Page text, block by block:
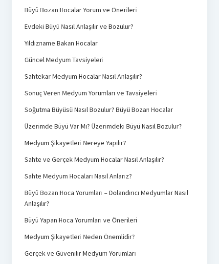
Büyü Bozan Hocalar Yorum ve Önerileri
Evdeki Büyü Nasıl Anlaşılır ve Bozulur?
Yıldızname Bakan Hocalar
Güncel Medyum Tavsiyeleri
Sahtekar Medyum Hocalar Nasıl Anlaşılır?
Sonuç Veren Medyum Yorumları ve Tavsiyeleri
Soğutma Büyüsü Nasıl Bozulur? Büyü Bozan Hocalar
Üzerimde Büyü Var Mı? Üzerimdeki Büyü Nasıl Bozulur?
Medyum Şikayetleri Nereye Yapılır?
Sahte ve Gerçek Medyum Hocalar Nasıl Anlaşılır?
Sahte Medyum Hocaları Nasıl Anlarız?
Büyü Bozan Hoca Yorumları – Dolandırıcı Medyumlar Nasıl
Anlaşılır?
Büyü Yapan Hoca Yorumları ve Önerileri
Medyum Şikayetleri Neden Önemlidir?
Gerçek ve Güvenilir Medyum Yorumları